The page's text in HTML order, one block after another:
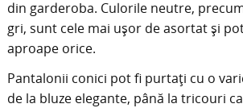
din garderoba. Culorile neutre,
gri, sunt cele mai ușor de asortat și
aproape orice.
Pantalonii conici pot fi purtați cu o
de la bluze elegante, până la tricouri